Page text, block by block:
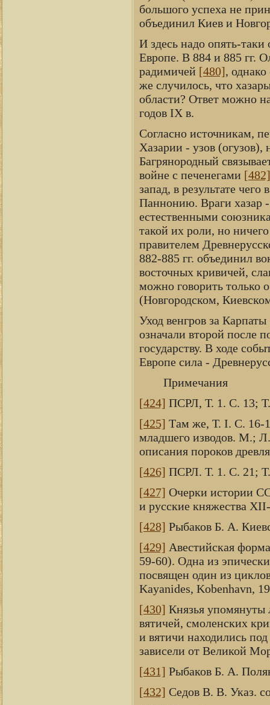
большого успеха не
объединил Киев и
И здесь надо опять-
Европе. В 884 и 885 гг.
радимичей [480],
же случилось, что
области? Ответ можно
годов IX в.
Согласно источникам,
Хазарии - узов (огузов),
Багрянородный
войне с печенегами [482]
запад, в результате чего
Паннонию. Враги хазар
естественными
такой их роли, но
правителем
882-885 гг. объединил
восточных кривичей,
можно говорить только
(Новгородском,
Уход венгров за Карпаты
означали второй после
государству. В ходе
Европе сила -
Примечания
[424] ПСРЛ, Т. 1. С. 13;
[425] Там же, Т. I. С. 16-
младшего изводов. М.;
описания пороков
[426] ПСРЛ. Т. 1. С. 21;
[427] Очерки истории
и русские княжества
[428] Рыбаков Б. А.
[429] Авестийская
59-60). Одна из
посвящен один из
Kayanides, Kobenhavn,
[430] Князья упомянуты
вятичей, смоленских
и вятичи находились
зависели от Великой
[431] Рыбаков Б. А.
[432] Седов В. В. Указ.